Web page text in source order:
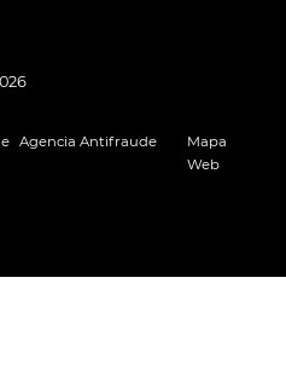
Agencia Antifraude
Mapa
Web